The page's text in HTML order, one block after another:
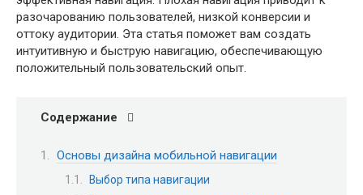
разочарованию пользователей, низкой конверсии и
оттоку аудитории. Эта статья поможет вам создать
интуитивную и быструю навигацию, обеспечивающую
положительный пользовательский опыт.
Содержание
Основы дизайна мобильной навигации
Выбор типа навигации